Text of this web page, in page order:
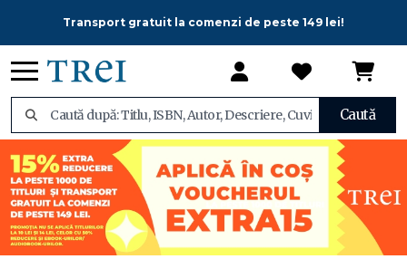
Transport gratuit la comenzi de peste 149 lei!
Caută